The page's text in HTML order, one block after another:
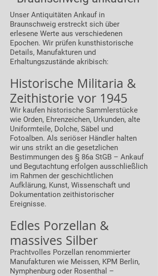
Unser Antiquitäten Ankauf in
Braunschweig erstreckt sich über
erlesene Werte aus verschiedenen
Epochen. Wir prüfen kunsthistorische
Details, Manufakturen und
Erhaltungszustände akribisch:
Historische Militaria &
Zeithistorie vor 1945
Wir kaufen historische Sammlerstücke
wie Orden, Ehrenzeichen, Urkunden, alte
Uniformteile, Dolche, Säbel und
Fotoalben. Als seriöser Händler halten
wir uns strikt an die gesetzlichen
Bestimmungen des § 86a StGB – Ankauf
und Begutachtung erfolgen ausschließlich
im Rahmen der geschichtlichen
Aufklärung, Kunst, Wissenschaft und
Dokumentation zeithistorischer
Ereignisse.
Edles Porzellan &
massives Silber
Prachtvolles Porzellan renommierter
Manufakturen wie Meissen, KPM Berlin,
Nymphenburg oder Rosenthal –